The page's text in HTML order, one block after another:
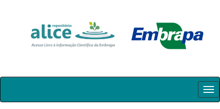
Skip